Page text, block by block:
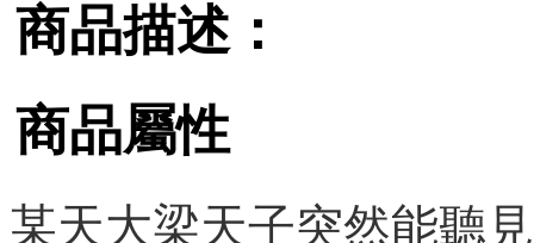
商品描述：
商品屬性
某天大梁天子突然能聽